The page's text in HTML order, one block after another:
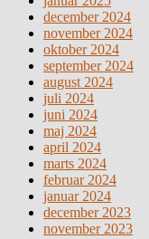
december 2024
november 2024
oktober 2024
september 2024
august 2024
juli 2024
juni 2024
maj 2024
april 2024
marts 2024
februar 2024
januar 2024
december 2023
november 2023